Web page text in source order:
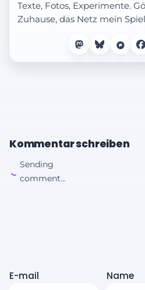
Texte, Fotos, Experimente.
Zuhause, das Netz mein
Kommentar schreiben
Sending
comment...
E-mail Name